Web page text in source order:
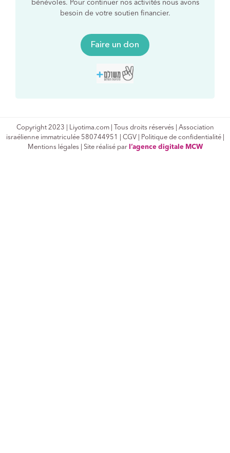
bénévoles. Pour continuer nos activités nous avons
besoin de votre soutien financier.
Faire un don
Copyright 2023 | Liyotima.com | Tous droits réservés | Association
israélienne immatriculée 580744951 | CGV| Politique de confidentialité|
Mentions légales | Site réalisé par l’agence digitale MCW